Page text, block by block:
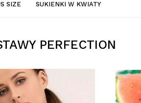
SIZE SUKIENKI W KWIATY
PERFECTION